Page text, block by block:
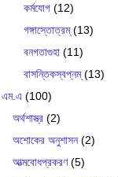
কর্মযোগ (12)
গঙ্গাস্তোত্রম্(13)
বনগতাগুহা (11)
বাসন্তিকস্বপ্নম্(13)
এম.এ (100)
অর্থশাস্ত্র (2)
অশোকের অনুশাসন(2)
আত্মবোধপ্রকরণ(5)